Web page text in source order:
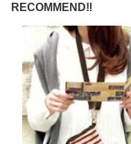
RECOMMEND‼